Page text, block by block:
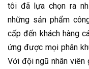
tôi đã lựa chọn ra
những sản phẩm
cấp đến khách hàng
ứng được mọi phân
Với đội ngũ nhân viên